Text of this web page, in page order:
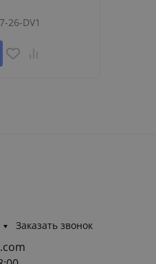
26-DV1
Заказать звонок